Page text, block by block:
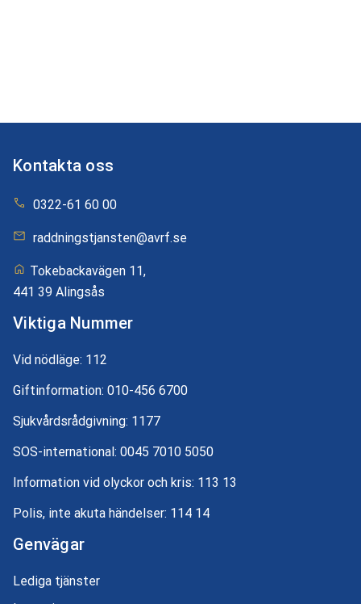
Kontakta oss
0322-61 60 00
raddningstjansten@avrf.se
Tokebackavägen 11,
441 39 Alingsås
Viktiga Nummer
Vid nödläge: 112
Giftinformation: 010-456 6700
Sjukvårdsrådgivning: 1177
SOS-international: 0045 7010 5050
Information vid olyckor och kris: 113 13
Polis, inte akuta händelser: 114 14
Genvägar
Lediga tjänster